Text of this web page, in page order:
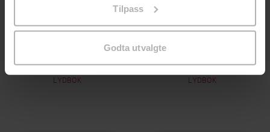
Tilpass
Godta utvalgte
236,-
All That She Can See
Carrie Hope Fletcher
LYDBOK
236,-
When The Curtain Falls
Carrie Hope Fletcher
LYDBOK